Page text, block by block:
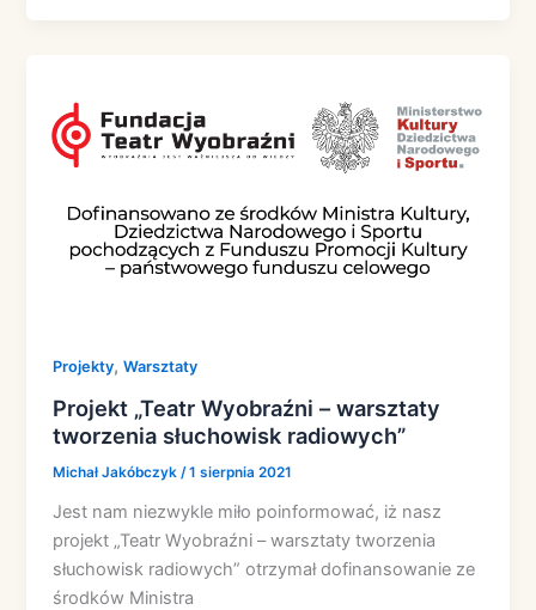
Projekty,Warsztaty
Projekt „Teatr Wyobraźni – warsztaty
tworzenia słuchowisk radiowych”
Michał Jakóbczyk/1 sierpnia 2021
Jest nam niezwykle miło poinformować, iż nasz
projekt „Teatr Wyobraźni – warsztaty tworzenia
słuchowisk radiowych” otrzymał dofinansowanie ze
środków Ministra